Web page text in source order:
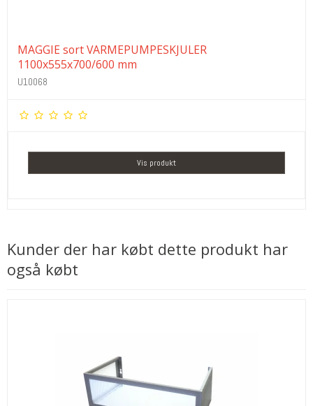
MAGGIE sort VARMEPUMPESKJULER
1100x555x700/600 mm
U10068
Vis produkt
Kunder der har købt dette produkt har
også købt